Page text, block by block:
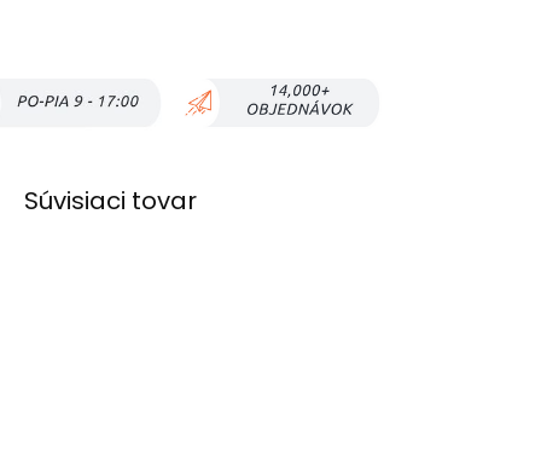
Súvisiaci tovar